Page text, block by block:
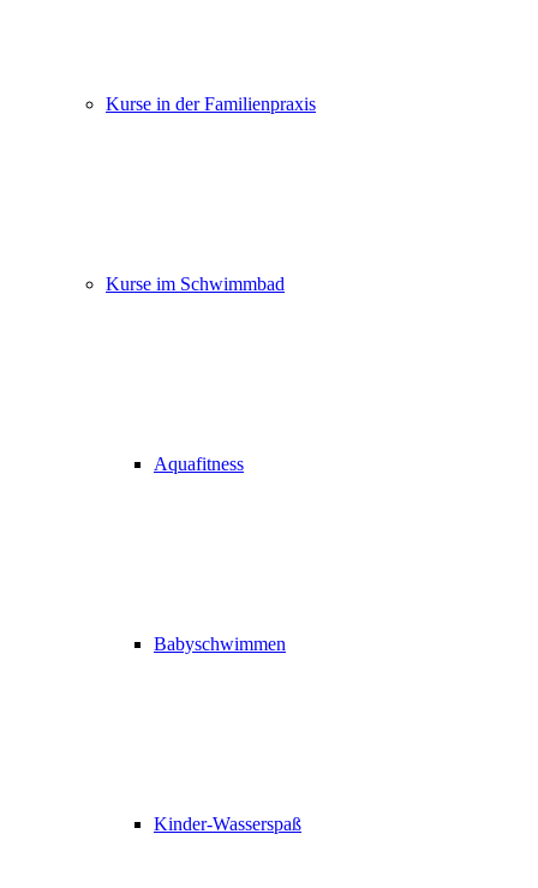
Kurse in der Familienpraxis
Kurse im Schwimmbad
Aquafitness
Babyschwimmen
Kinder-Wasserspaß